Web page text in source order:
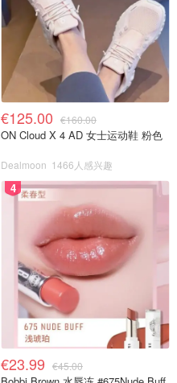
€125.00 €160.00
ON Cloud X 4 AD 女士运动鞋 粉色
Dealmoon 1466人感兴趣
4
€23.99 €45.00